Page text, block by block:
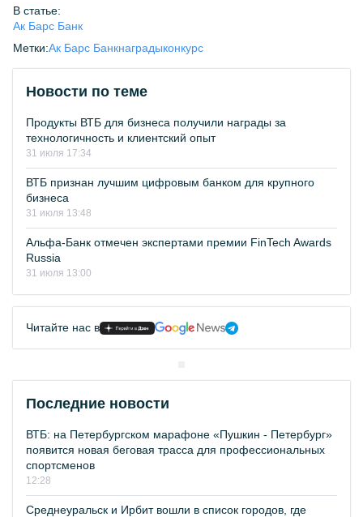
В статье:
Ак Барс Банк
Метки:Ак Барс Банкнаградыконкурс
Новости по теме
Продукты ВТБ для бизнеса получили награды за
технологичность и клиентский опыт
31 июля 17:34
ВТБ признан лучшим цифровым банком для крупного
бизнеса
31 июля 13:48
Альфа-Банк отмечен экспертами премии FinTech Awards
Russia
31 июля 13:00
Читайте нас в
Последние новости
ВТБ: на Петербургском марафоне «Пушкин - Петербург»
появится новая беговая трасса для профессиональных
спортсменов
12:28
Среднеуральск и Ирбит вошли в список городов, где